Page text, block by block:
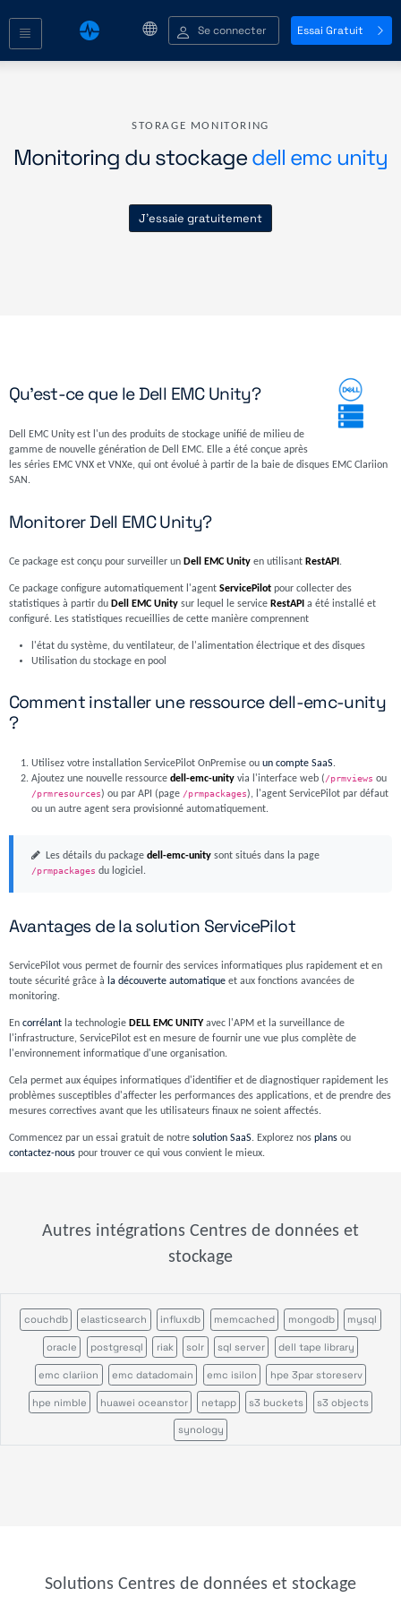
Se connecter Essai Gratuit
STORAGE MONITORING
Monitoring du stockagedell emc unity
J'essaie gratuitement
Qu'est-ce que le Dell EMC Unity?
Dell EMC Unity est l'un des produits de stockage unifié de milieu de
gamme de nouvelle génération de Dell EMC. Elle a été conçue après
les séries EMC VNX et VNXe, qui ont évolué à partir de la baie de disques EMC Clariion
SAN.
Monitorer Dell EMC Unity?
Ce package est conçu pour surveiller un Dell EMC Unityen utilisant RestAPI .
Ce package configure automatiquement l'agent ServicePilotpour collecter des
statistiques à partir du Dell EMC Unitysur lequel le service RestAPI a été installé et
configuré. Les statistiques recueillies de cette manière comprennent
l'état du système, du ventilateur, de l'alimentation électrique et des disques
Utilisation du stockage en pool
Comment installer une ressource dell-emc-unity
?
Utilisez votre installation ServicePilot OnPremise ouun compte SaaS.
Ajoutez une nouvelle ressourcedell-emc-unity via l'interface web (/prmviews ou
/prmresources) ou par API (page /prmpackages), l'agent ServicePilot par défaut
ou un autre agent sera provisionné automatiquement.
Les détails du package dell-emc-unitysont situés dans la page
/prmpackages du logiciel.
Avantages de la solution ServicePilot
ServicePilot vous permet de fournir des services informatiques plus rapidement et en
toute sécurité grâce à la découverte automatiqueet aux fonctions avancées de
monitoring.
En corrélantla technologie DELL EMC UNITYavec l'APM et la surveillance de
l'infrastructure, ServicePilot est en mesure de fournir une vue plus complète de
l'environnement informatique d'une organisation.
Cela permet aux équipes informatiques d'identifier et de diagnostiquer rapidement les
problèmes susceptibles d'affecter les performances des applications, et de prendre des
mesures correctives avant que les utilisateurs finaux ne soient affectés.
Commencez par un essai gratuit de notre solution SaaS. Explorez nos plansou
contactez-nouspour trouver ce qui vous convient le mieux.
Autres intégrations Centres de données et
stockage
couchdb elasticsearch influxdb memcached mongodb mysql
oracle postgresql riak solr sql server dell tape library
emc clariion emc datadomain emc isilon hpe 3par storeserv
hpe nimble huawei oceanstor netapp s3 buckets s3 objects
synology
Solutions Centres de données et stockage